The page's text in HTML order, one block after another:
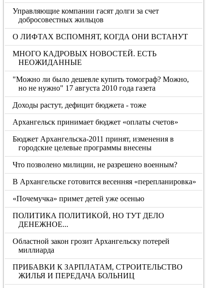
Управляющие компании гасят долги за счет
добросовестных жильцов
О ЛИФТАХ ВСПОМНЯТ, КОГДА ОНИ ВСТАНУТ
МНОГО КАДРОВЫХ НОВОСТЕЙ. ЕСТЬ
НЕОЖИДАННЫЕ
"Можно ли было дешевле купить томограф? Можно,
но не нужно" 17 августа 2010 года газета
Доходы растут, дефицит бюджета - тоже
Архангельск принимает бюджет «оплаты счетов»
Бюджет Архангельска-2011 принят, изменения в
городские целевые программы внесены
Что позволено милиции, не разрешено военным?
В Архангельске готовится весенняя «перепланировка»
«Почемучка» примет детей уже осенью
ПОЛИТИКА ПОЛИТИКОЙ, НО ТУТ ДЕЛО
ДЕНЕЖНОЕ...
Областной закон грозит Архангельску потерей
миллиарда
ПРИБАВКИ К ЗАРПЛАТАМ, СТРОИТЕЛЬСТВО
ЖИЛЬЯ И ПЕРЕДАЧА БОЛЬНИЦ